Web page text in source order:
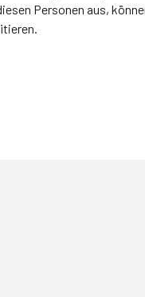
Personen aus,